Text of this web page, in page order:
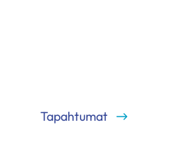
Tapahtumat